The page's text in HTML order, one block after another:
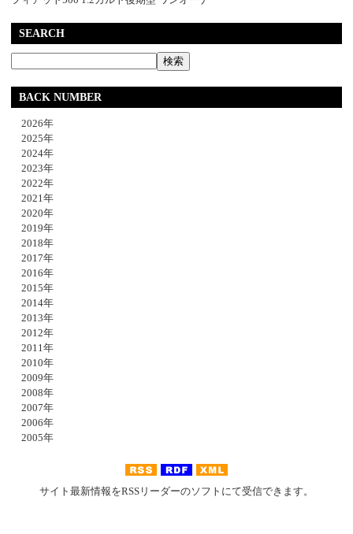
SEARCH
BACK NUMBER
2026年
2025年
2024年
2023年
2022年
2021年
2020年
2019年
2018年
2017年
2016年
2015年
2014年
2013年
2012年
2011年
2010年
2009年
2008年
2007年
2006年
2005年
サイト最新情報をRSSリーダーのソフトにて受信できます。